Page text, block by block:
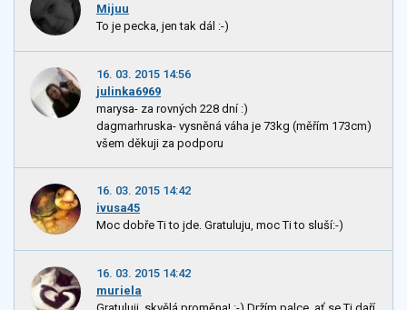
Mijuu
To je pecka, jen tak dál :-)
16. 03. 2015 14:56
julinka6969
marysa- za rovných 228 dní :)
dagmarhruska- vysněná váha je 73kg (měřím 173cm)
všem děkuji za podporu
16. 03. 2015 14:42
ivusa45
Moc dobře Ti to jde. Gratuluju, moc Ti to sluší:-)
16. 03. 2015 14:42
muriela